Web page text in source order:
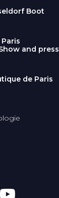
Boot
and press
de Paris